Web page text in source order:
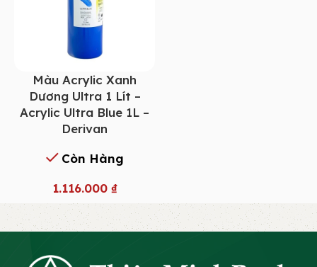
Màu Acrylic Xanh
Dương Ultra 1 Lít –
Acrylic Ultra Blue 1L –
Derivan
Còn Hàng
1.116.000 ₫